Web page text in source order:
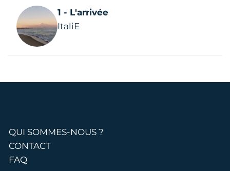
1 - L'arrivée
ItaliE
QUI SOMMES-NOUS ?
CONTACT
FAQ